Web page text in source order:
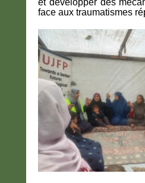
et développer des
face aux traumatismes